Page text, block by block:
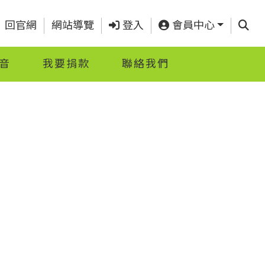
回官網 網站導覽 登入 會員中心 查詢
我要捐款 聯絡我們